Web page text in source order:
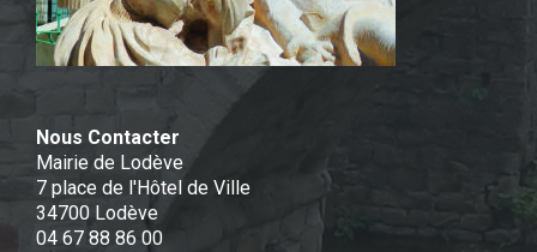
Nous Contacter
Mairie de Lodève
7 place de l'Hôtel de Ville
34700 Lodève
04 67 88 86 00